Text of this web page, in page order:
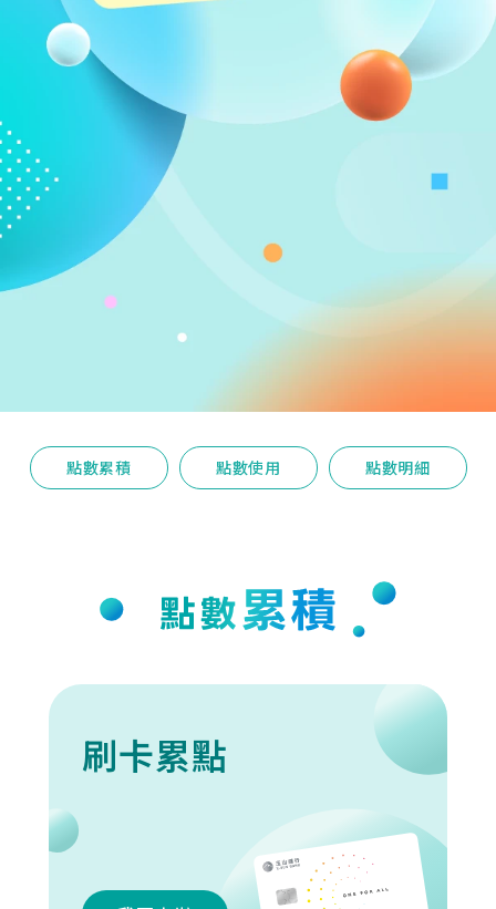
點數累積 點數使用 點數明細
刷卡累點